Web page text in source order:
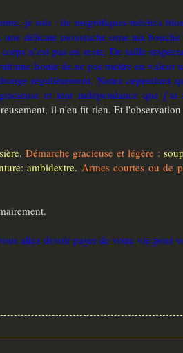
je suis : de magnifiques mèches
délicate moustache orne ma bouche
n’est pas en reste. De taille
une honte de ne pas mettre en valeur
régulièrement. Notez cependant
et leur indépendance que j’ai
il n'en fit rien. Et
. Démarche gracieuse et légère :
ambidextre. Armes courtes ou de
allez devoir payer de votre vie pour